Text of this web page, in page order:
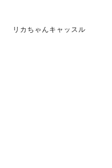
リカちゃんキャッスル